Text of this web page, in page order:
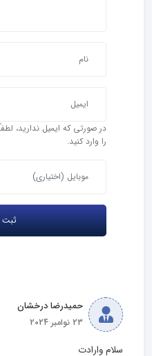
را وارد کنید.
حمیدرضا درخشان
23 نوامبر 2024